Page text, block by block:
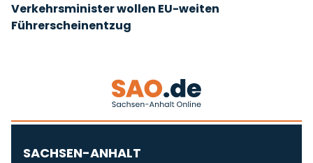
Verkehrsminister wollen EU-weiten
Führerscheinentzug
SACHSEN-ANHALT